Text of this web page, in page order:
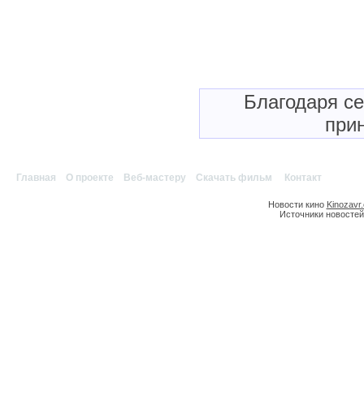
Благодаря
Главная О проекте Веб-мастеру Скачать фильм Контакт
Новости кино
Источники